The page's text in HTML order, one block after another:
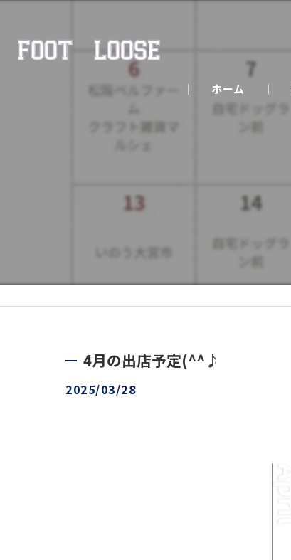
ホーム
4月の出店予定(^^♪
2025/03/28